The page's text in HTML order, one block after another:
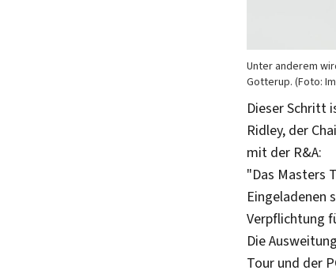
Unter anderem
Gotterup. (Foto:
Dieser Schritt
Ridley, der
mit der R&A:
"Das Masters
Eingeladenen
Verpflichtung
Die
Tour und der